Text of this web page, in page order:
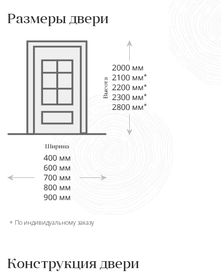
Размеры двери
По индивидуальному заказу
Конструкция двери